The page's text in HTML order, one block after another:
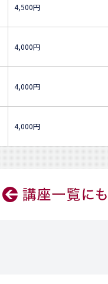
4,500円
4,000円
4,000円
4,000円